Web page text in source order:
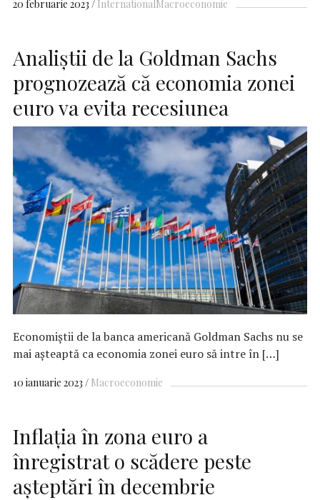
20 februarie 2023 InternationalMacroeconomie
Analiştii de la Goldman Sachs
prognozează că economia zonei
euro va evita recesiunea
Economiştii de la banca americană Goldman Sachs nu se
mai aşteaptă ca economia zonei euro să intre în […]
10 ianuarie 2023 Macroeconomie
Inflaţia în zona euro a
înregistrat o scădere peste
aşteptări în decembrie